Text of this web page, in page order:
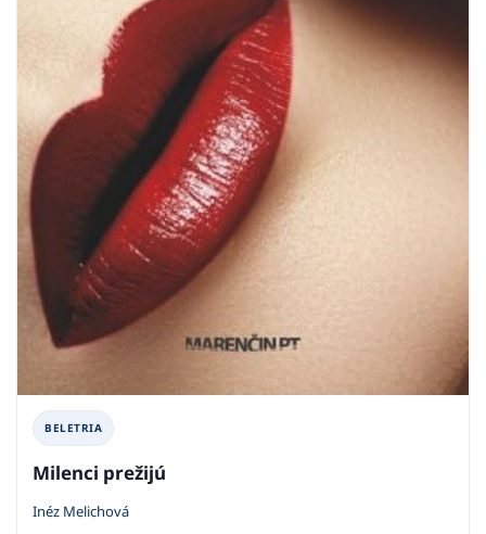
BELETRIA
Milenci prežijú
Inéz Melichová